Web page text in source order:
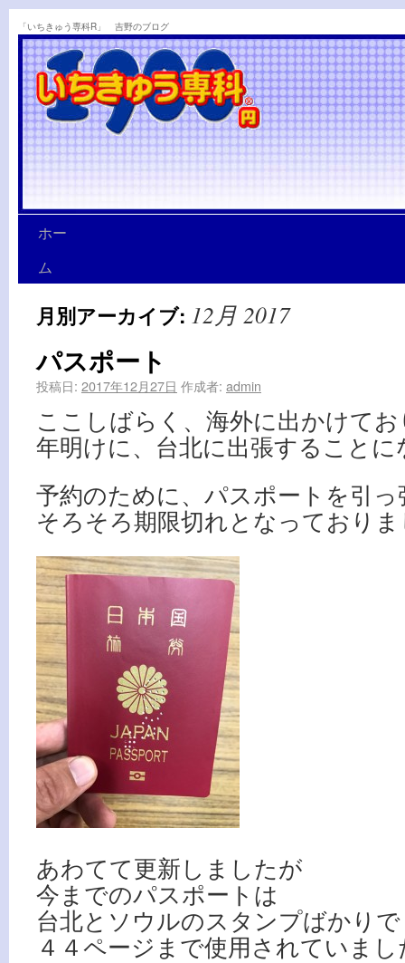
「いちきゅう専科R」 吉野のブログ
ホー
ム
月別アーカイブ: 12月 2017
パスポート
投稿日: 2017年12月27日 作成者: admin
ここしばらく、海外に出かけて
年明けに、台北に出張すること
予約のために、パスポートを引
そろそろ期限切れとなっており
あわてて更新しましたが
今までのパスポートは
台北とソウルのスタンプばかりで
４４ページまで使用されていまし